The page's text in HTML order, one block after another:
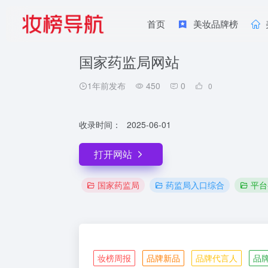
首页 美妆品牌榜
国家药监局网站
1年前发布 450 0 0
收录时间： 2025-06-01
打开网站
国家药监局 药监局入口综合 平
妆榜周报 品牌新品 品牌代言人 品